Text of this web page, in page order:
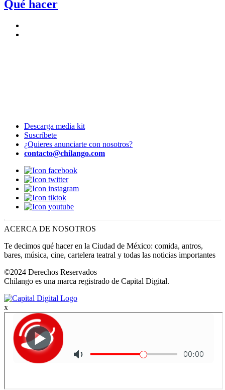
Qué hacer
Descarga media kit
Suscríbete
¿Quieres anunciarte con nosotros?
contacto@chilango.com
ACERCA DE NOSOTROS
Te decimos qué hacer en la Ciudad de México: comida, antros,
bares, música, cine, cartelera teatral y todas las noticias importantes
©2024 Derechos Reservados
Chilango es una marca registrado de Capital Digital.
x